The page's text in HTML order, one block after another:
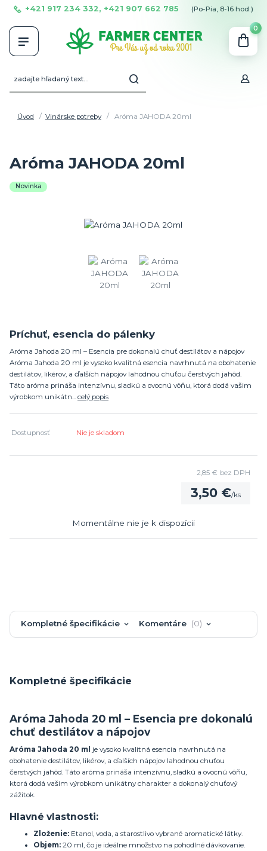
+421 917 234 332, +421 907 662 785 (Po-Pia, 8-16 hod.)
0
Úvod Vinárske potreby Aróma JAHODA 20ml
Aróma JAHODA 20ml
Novinka
Príchuť, esencia do pálenky
Aróma Jahoda 20 ml – Esencia pre dokonalú chuť destilátov a nápojov
Aróma Jahoda 20 ml je vysoko kvalitná esencia navrhnutá na obohatenie
destilátov, likérov, a ďalších nápojov lahodnou chuťou čerstvých jahôd.
Táto aróma prináša intenzívnu, sladkú a ovocnú vôňu, ktorá dodá vašim
výrobkom unikátn... celý popis
Dostupnosť Nie je skladom
3,50 €/ks
2,85 € bez DPH
Momentálne nie je k dispozícii
Kompletné špecifikácie Komentáre 0
Kompletné špecifikácie
Aróma Jahoda 20 ml – Esencia pre dokonalú
chuť destilátov a nápojov
Aróma Jahoda 20 ml je vysoko kvalitná esencia navrhnutá na
obohatenie destilátov, likérov, a ďalších nápojov lahodnou chuťou
čerstvých jahôd. Táto aróma prináša intenzívnu, sladkú a ovocnú vôňu,
ktorá dodá vašim výrobkom unikátny charakter a dokonalý chuťový
zážitok.
Hlavné vlastnosti:
Zloženie: Etanol, voda, a starostlivo vybrané aromatické látky.
Objem: 20 ml, čo je ideálne množstvo na pohodlné dávkovanie.